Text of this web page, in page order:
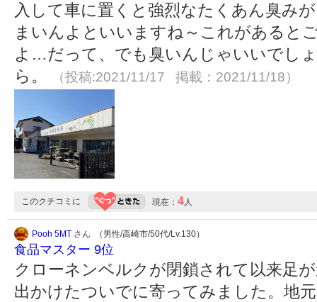
入して車に置くと強烈なたくあん臭み
まいんよといいますね～これがあると
よ…だって、でも臭いんじゃいいでし
ら。
（投稿:2021/11/17 掲載：2021/11/18）
このクチコミに 現在： 4人
Pooh 5MT さん （男性/高崎市/50代/Lv.130）
食品マスター 9位
クローネンベルクが閉鎖されて以来足
出かけたついでに寄ってみました。地